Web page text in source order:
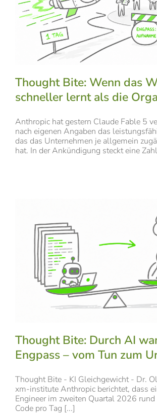
Thought Bite: Wenn das
schneller lernt als die
Anthropic hat gestern Claude Fable 5
nach eigenen Angaben das
das das Unternehmen je allgemein
hat. In der Ankündigung steckt eine
Thought Bite: Durch AI
Engpass – vom Tun zum
Thought Bite - KI Gleichgewicht - Dr.
xm-institute Anthropic berichtet, dass
Engineer im zweiten Quartal 2026
Code pro Tag [...]